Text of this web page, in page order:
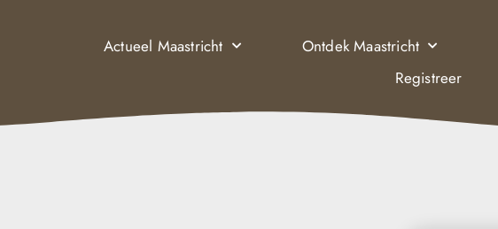
Actueel Maastricht Ontdek Maastricht
Registreer